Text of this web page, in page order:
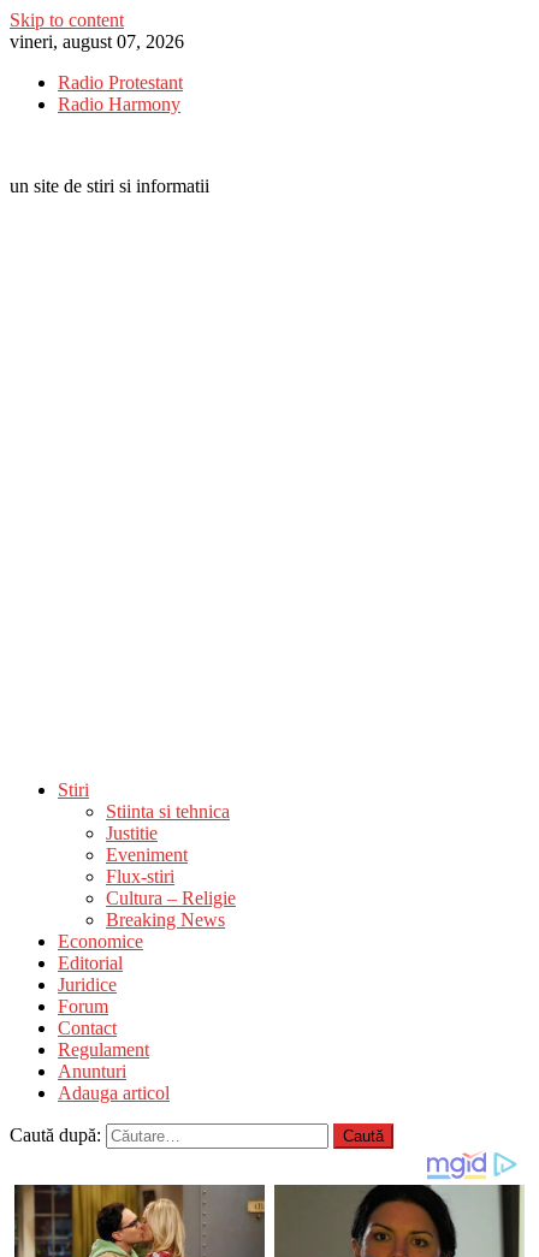
Skip to content
vineri, august 07, 2026
Radio Protestant
Radio Harmony
un site de stiri si informatii
Stiri
Stiinta si tehnica
Justitie
Eveniment
Flux-stiri
Cultura – Religie
Breaking News
Economice
Editorial
Juridice
Forum
Contact
Regulament
Anunturi
Adauga articol
Caută după: